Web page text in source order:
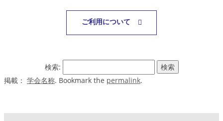
ご利用について
検索:
掲載： 学会名称. Bookmark the permalink.